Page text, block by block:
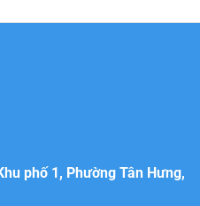
phố 1, Phường Tân Hưng,